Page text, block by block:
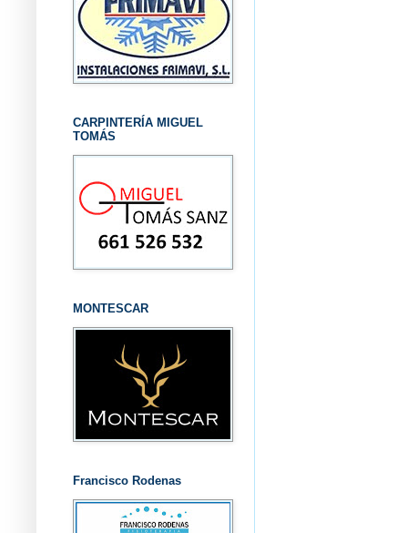
CARPINTERÍA MIGUEL
TOMÁS
MONTESCAR
Francisco Rodenas